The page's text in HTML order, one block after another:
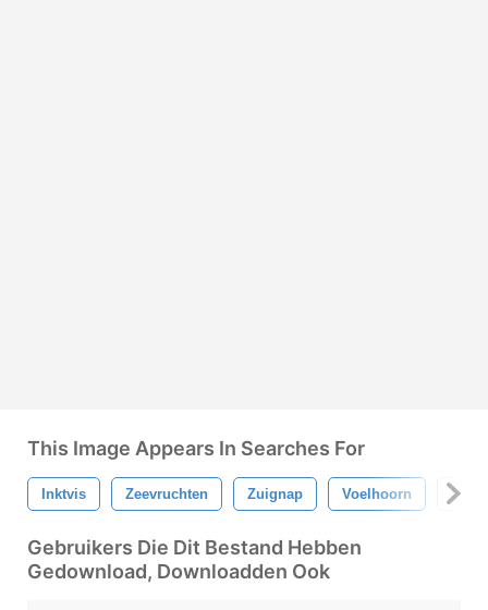
This Image Appears In Searches For
Inktvis Zeevruchten Zuignap Voelhoorn Dier
Gebruikers Die Dit Bestand Hebben
Gedownload, Downloadden Ook